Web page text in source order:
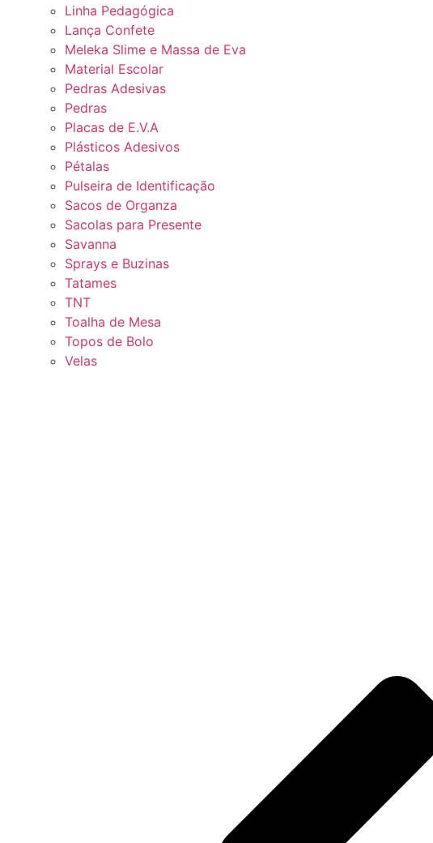
Linha Pedagógica
Lança Confete
Meleka Slime e Massa de Eva
Material Escolar
Pedras Adesivas
Pedras
Placas de E.V.A
Plásticos Adesivos
Pétalas
Pulseira de Identificação
Sacos de Organza
Sacolas para Presente
Savanna
Sprays e Buzinas
Tatames
TNT
Toalha de Mesa
Topos de Bolo
Velas